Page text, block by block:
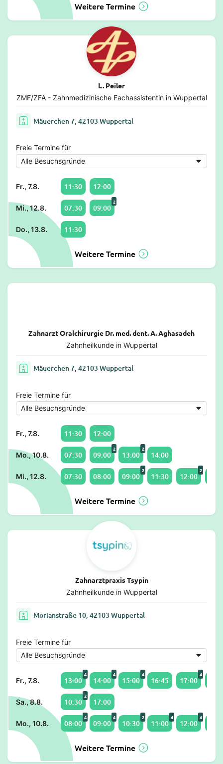
Weitere Termine
L. Peiler
ZMF/ZFA - Zahnmedizinische Fachassistentin in Wuppertal
Mäuerchen 7, 42103 Wuppertal
Freie Termine für
Fr., 7.8. 11:30 12:00
Mi., 12.8. 07:30 09:00
2
Do., 13.8. 11:30
Weitere Termine
Zahnarzt Oralchirurgie Dr. med. dent. A. Aghasadeh
Zahnheilkunde in Wuppertal
Mäuerchen 7, 42103 Wuppertal
Freie Termine für
Fr., 7.8. 11:30 12:00
Mo., 10.8. 07:30 09:00
2
13:00
2
14:00
Mi., 12.8. 07:30 08:00 09:00
2
11:30 12:00
2
Weitere Termine
Zahnarztpraxis Tsypin
Zahnheilkunde in Wuppertal
Morianstraße 10, 42103 Wuppertal
Freie Termine für
Fr., 7.8. 13:00
4
14:00
4
15:00
4
16:45 17:00
4
Sa., 8.8. 10:30
2
17:00
Mo., 10.8. 08:00
4
09:00
4
10:30
2
11:00
4
12:00
4
Weitere Termine